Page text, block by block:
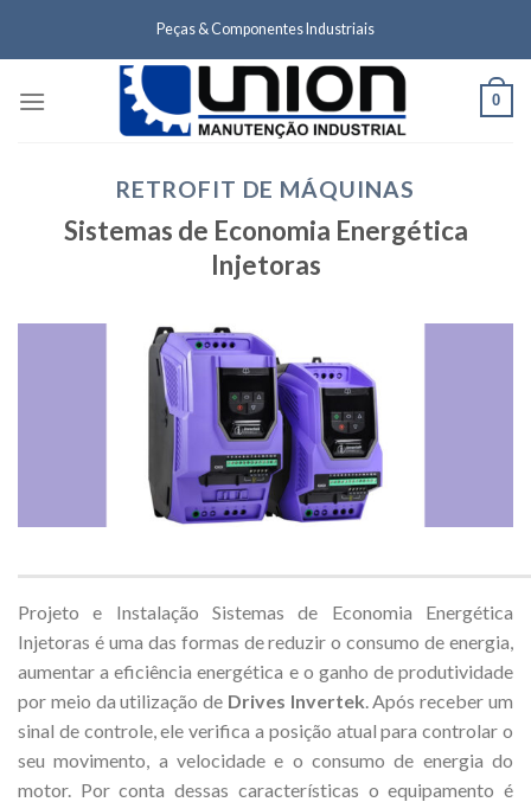
Peças & Componentes Industriais
0
RETROFIT DE MÁQUINAS
Sistemas de Economia Energética
Injetoras
Projeto e Instalação Sistemas de Economia Energética
Injetoras é uma das formas de reduzir o consumo de energia,
aumentar a eficiência energética e o ganho de produtividade
por meio da utilização de Drives Invertek. Após receber um
sinal de controle, ele verifica a posição atual para controlar o
seu movimento, a velocidade e o consumo de energia do
motor. Por conta dessas características o equipamento é